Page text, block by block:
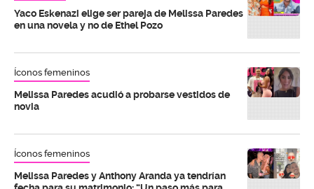
Yaco Eskenazi elige ser pareja de Melissa Paredes
en una novela y no de Ethel Pozo
Íconos femeninos
Melissa Paredes acudió a probarse vestidos de
novia
Íconos femeninos
Melissa Paredes y Anthony Aranda ya tendrían